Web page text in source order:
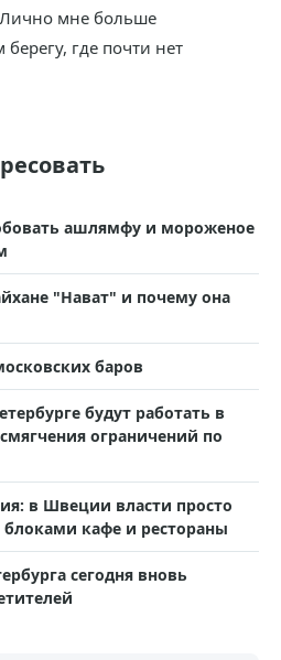
Лично мне больше
где почти нет
ашлямфу и мороженое
"Нават" и почему она
баров
будут работать в
ограничений по
в Швеции власти просто
кафе и рестораны
сегодня вновь